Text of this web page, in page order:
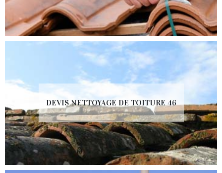
DEVIS NETTOYAGE DE TOITURE 46